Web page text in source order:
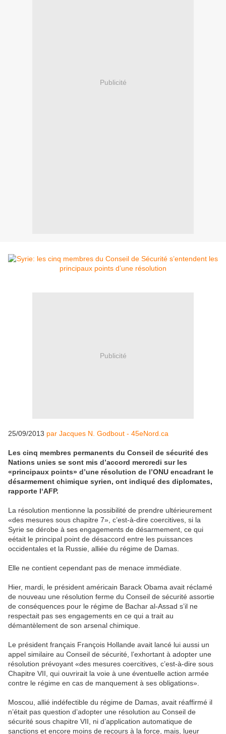
Publicité
Publicité
25/09/2013 par Jacques N. Godbout - 45eNord.ca
Les cinq membres permanents du Conseil de sécurité des
Nations unies se sont mis d’accord mercredi sur les
«principaux points» d’une résolution de l’ONU encadrant le
désarmement chimique syrien, ont indiqué des diplomates,
rapporte l‘AFP.
La résolution mentionne la possibilité de prendre ultérieurement
«des mesures sous chapitre 7», c’est-à-dire coercitives, si la
Syrie se dérobe à ses engagements de désarmement, ce qui
eétait le principal point de désaccord entre les puissances
occidentales et la Russie, alliée du régime de Damas.
Elle ne contient cependant pas de menace immédiate.
Hier, mardi, le président américain Barack Obama avait réclamé
de nouveau une résolution ferme du Conseil de sécurité assortie
de conséquences pour le régime de Bachar al-Assad s’il ne
respectait pas ses engagements en ce qui a trait au
démantèlement de son arsenal chimique.
Le président français François Hollande avait lancé lui aussi un
appel similaire au Conseil de sécurité, l’exhortant à adopter une
résolution prévoyant «des mesures coercitives, c’est-à-dire sous
Chapitre VII, qui ouvrirait la voie à une éventuelle action armée
contre le régime en cas de manquement à ses obligations».
Moscou, allié indéfectible du régime de Damas, avait réaffirmé il
n’était pas question d’adopter une résolution au Conseil de
sécurité sous chapitre VII, ni d’application automatique de
sanctions et encore moins de recours à la force, mais, lueur